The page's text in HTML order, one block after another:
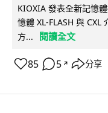
KIOXIA 發表全新記憶
憶體 XL-FLASH 與
方...
閱讀全文
85 5 ↗ 分享